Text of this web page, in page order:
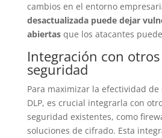
cambios en el entorno
desactualizada puede dejar
abiertasque los atacantes
Integración con
seguridad
Para maximizar la efectividad
DLP, es crucial integrarla con
seguridad existentes, como
soluciones de cifrado. Esta